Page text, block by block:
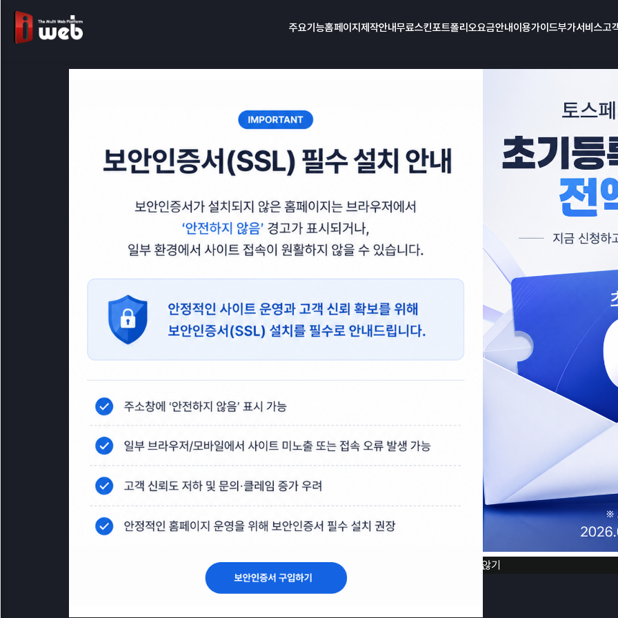
주요기능홈페이지제작안내무료스킨포트폴리오요금안내이용가이드부가서비스고
1일 동안 열지않기
유지비월 부터
4,834